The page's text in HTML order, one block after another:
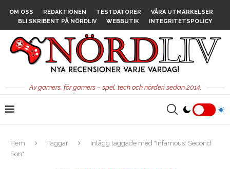
OM OSS REDAKTIONEN TESTDATORER
VÅRA UTMÄRKELSER
BLI SKRIBENT PÅ NÖRDLIV
WEBBUTIK INTEGRITETSPOLICY
Av gamers, för gamers – spel, tech och nörderi sedan 2014.
Hem Taggar
Inlägg taggade med "Infamous: Second
Son"